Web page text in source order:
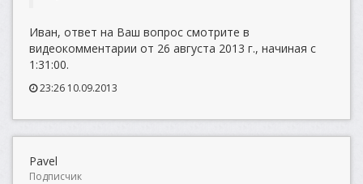
Иван, ответ на Ваш вопрос смотрите в
видеокомментарии от 26 августа 2013 г., начиная с
1:31:00.
23:26 10.09.2013
Pavel
Подписчик